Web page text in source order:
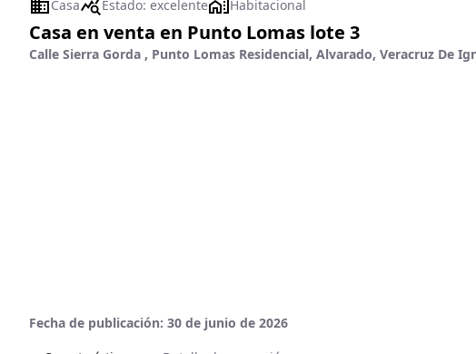
Casa Estado: excelente Habitacional
Casa en venta en Punto Lomas lote 3
Calle Sierra Gorda , Punto Lomas Residencial, Alvarado, Veracruz De
Fecha de publicación: 30 de junio de 2026